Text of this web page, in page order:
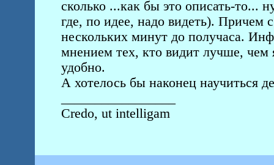
сколько ...как бы это описать-то...
где, по идее, надо видеть). Причем
нескольких минут до получаса.
мнением тех, кто видит лучше, чем
удобно.
А хотелось бы наконец научиться
Credo, ut intelligam